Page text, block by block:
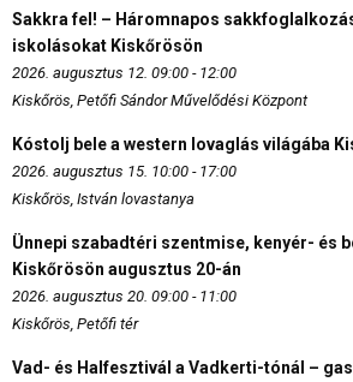
Sakkra fel! – Háromnapos
iskolásokat Kiskőrösön
2026. augusztus 12. 09:00 - 12:00
Kiskőrös, Petőfi Sándor Művelődési Központ
Kóstolj bele a western lovaglás világába
2026. augusztus 15. 10:00 - 17:00
Kiskőrös, István lovastanya
Ünnepi szabadtéri szentmise, kenyér- és
Kiskőrösön augusztus 20-án
2026. augusztus 20. 09:00 - 11:00
Kiskőrös, Petőfi tér
Vad- és Halfesztivál a Vadkerti-tónál –